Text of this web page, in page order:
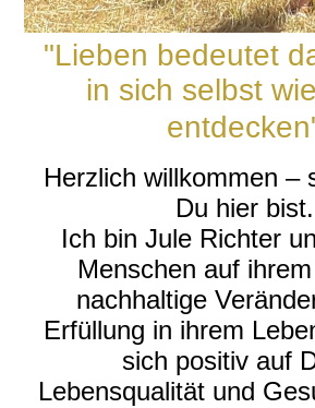
"Lieben bedeutet
in sich selbst
Herzlich willkommen –
Du hier bist.
Ich bin Jule Richter
Menschen auf
nachhaltige
Erfüllung in ihrem
sich positiv auf
Lebensqualität und